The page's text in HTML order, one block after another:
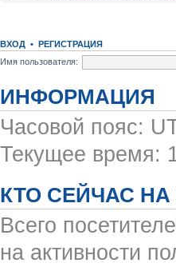
ВХОД • РЕГИСТРАЦИЯ
Имя пользователя:
ИНФОРМАЦИЯ
Часовой пояс:
Текущее время:
КТО СЕЙЧАС
Всего
на активности